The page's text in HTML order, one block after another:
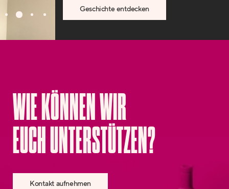
Geschichte entdecken
WIE KÖNNEN WIR
EUCH UNTERSTÜTZEN?
Kontakt aufnehmen